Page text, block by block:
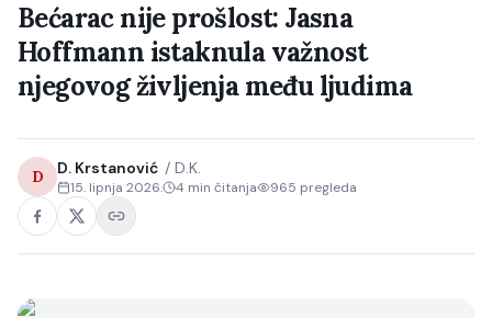
Poljoprivreda
Politika
Gospodarstvo
Život
Kultura
Sport
Bećarac nije prošlost: Jasna
Hoffmann istaknula važnost
njegovog življenja među ljudima
D D. Krstanović / D.K.
15. lipnja 2026. 4 min čitanja 965 pregleda